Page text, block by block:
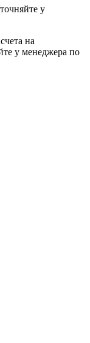
у
на
у менеджера по